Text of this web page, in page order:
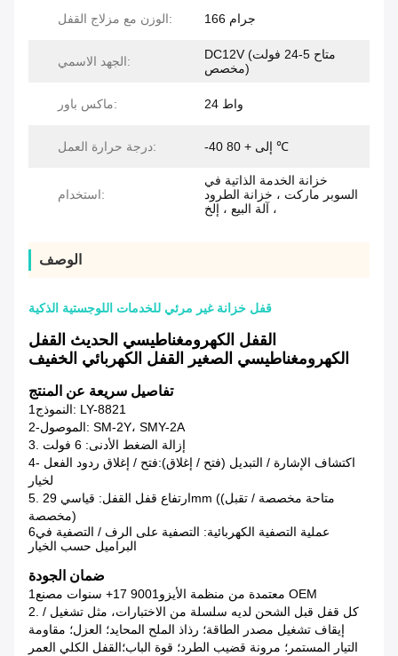
الوزن مع مزلاج القفل: 166 جرام
الجهد الاسمي:
DC12V (متاح 5-24 فولت
مخصص)
ماكس باور: 24 واط
درجة حرارة العمل: -40 إلى + 80 ℃
استخدام:
خزانة الخدمة الذاتية في
السوبر ماركت ، خزانة الطرود
، آلة البيع ، إلخ
الوصف
قفل خزانة غير مرئي للخدمات اللوجستية الذكية
القفل الكهرومغناطيسي الحديث القفل
الكهرومغناطيسي الصغير القفل الكهربائي الخفيف
تفاصيل سريعة عن المنتج
1النموذج: LY-8821
2-الموصول: SM-2Y، SMY-2A
3. إزالة الضغط الأدنى: 6 فولت
4- اكتشاف الإشارة / التبديل (فتح / إغلاق):فتح / إغلاق ردود الفعل
لخيار
5. ارتفاع قفل القفل: قياسي 29mm ((متاحة مخصصة / تقبل
مخصصة)
6عملية التصفية الكهربائية: التصفية على الرف / التصفية في
البراميل حسب الخيار
ضمان الجودة
1معتمدة من منظمة الأيزو9001 17+ سنوات مصنع OEM
2. كل قفل قبل الشحن لديه سلسلة من الاختبارات، مثل تشغيل /
إيقاف تشغيل مصدر الطاقة؛ رذاذ الملح المحايد؛ العزل؛ مقاومة
التيار المستمر؛ مرونة قضيب الطرد؛ قوة الباب؛القفل الكلي العمر